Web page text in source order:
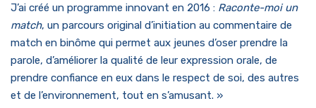
J’ai créé un programme innovant en 2016 : Raconte-moi un
match, un parcours original d’initiation au commentaire de
match en binôme qui permet aux jeunes d’oser prendre la
parole, d’améliorer la qualité de leur expression orale, de
prendre confiance en eux dans le respect de soi, des autres
et de l’environnement, tout en s’amusant. »